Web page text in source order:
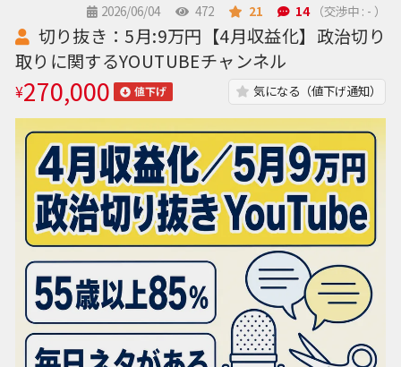
2026/06/04
472 21 14 （交渉中 : - ）
切り抜き：5月:9万円【4月収益化】政治切り
取りに関するYOUTUBEチャンネル
¥270,000 値下げ 気になる（値下げ通知）